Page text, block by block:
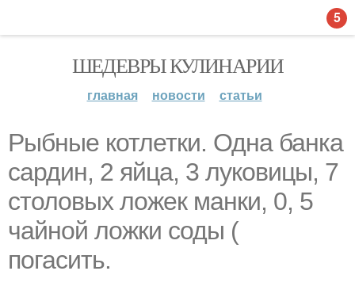
ШЕДЕВРЫ КУЛИНАРИИ
главная новости статьи
Рыбные котлетки. Одна банка
сардин, 2 яйца, 3 луковицы, 7
столовых ложек манки, 0, 5
чайной ложки соды (
погасить.
5